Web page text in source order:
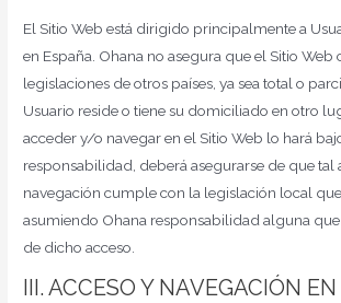
El Sitio Web está dirigido principalmente a
en España. Ohana no asegura que el Sitio
legislaciones de otros países, ya sea total o
Usuario reside o tiene su domiciliado en otro
acceder y/o navegar en el Sitio Web lo hará
responsabilidad, deberá asegurarse de que tal
navegación cumple con la legislación local
asumiendo Ohana responsabilidad alguna
de dicho acceso.
III. ACCESO Y NAVEGACIÓN